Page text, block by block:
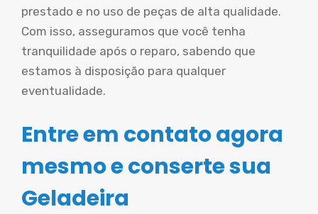
prestado e no uso de peças de alta qualidade.
Com isso, asseguramos que você tenha
tranquilidade após o reparo, sabendo que
estamos à disposição para qualquer
eventualidade.
Entre em contato agora
mesmo e conserte sua
Geladeira